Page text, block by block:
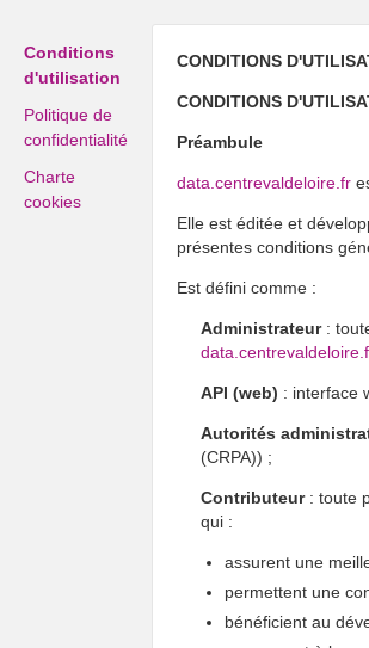
Conditions
d'utilisation
Politique de
confidentialité
Charte
cookies
CONDITIONS
CONDITIONS
Préambule
data.centrevaldeloire.fr
Elle est éditée et
présentes conditions
Est défini comme :
Administrateur:
API (web) : interface
Autorités
(CRPA)) ;
Contributeur: toute
qui :
assurent une
permettent une
bénéficient au